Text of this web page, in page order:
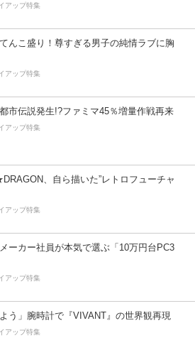
アップ特集
んこ盛り！尊すぎる男子の純情ラブに胸
アップ特集
市伝説発生!?ファミマ45％増量作戦再来
アップ特集
、自ら描いた”レトロフューチャ
アップ特集
ーカー社員が本気で選ぶ「10万円台PC3
アップ特集
よう」腕時計で『VIVANT』の世界観再現
アップ特集